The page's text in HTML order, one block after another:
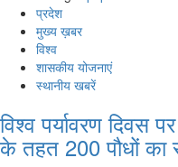
प्रदेश
मुख्य ख़बर
विश्व
शासकीय योजनाएं
स्थानीय खबरें
विश्व पर्यावरण दिवस
के तहत 200 पौधों का